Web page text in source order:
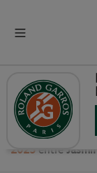
3ÈME
Revivez le match
2025 entre